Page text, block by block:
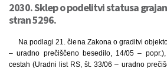
2030. Sklep o podelitvi statusa
stran 5296.
Na podlagi 21. člena Zakona o graditvi
– uradno prečiščeno besedilo, 14/05 –
cestah (Uradni list RS, št. 33/06 – uradno